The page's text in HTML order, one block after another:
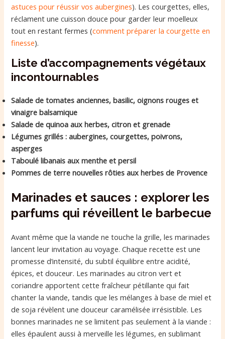
astuces pour réussir vos aubergines). Les courgettes, elles,
réclament une cuisson douce pour garder leur moelleux
tout en restant fermes (comment préparer la courgette en
finesse).
Liste d’accompagnements végétaux
incontournables
Salade de tomates anciennes, basilic, oignons rouges et
vinaigre balsamique
Salade de quinoa aux herbes, citron et grenade
Légumes grillés : aubergines, courgettes, poivrons,
asperges
Taboulé libanais aux menthe et persil
Pommes de terre nouvelles rôties aux herbes de Provence
Marinades et sauces : explorer les
parfums qui réveillent le barbecue
Avant même que la viande ne touche la grille, les marinades
lancent leur invitation au voyage. Chaque recette est une
promesse d’intensité, du subtil équilibre entre acidité,
épices, et douceur. Les marinades au citron vert et
coriandre apportent cette fraîcheur pétillante qui fait
chanter la viande, tandis que les mélanges à base de miel et
de soja révèlent une douceur caramélisée irrésistible. Les
bonnes marinades ne se limitent pas seulement à la viande :
elles épaulent aussi à merveille les légumes, en sublimant